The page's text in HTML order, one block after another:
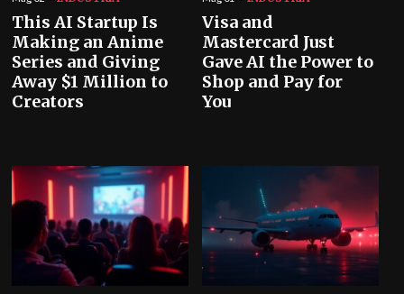
This AI Startup Is
Making an Anime
Series and Giving
Away $1 Million to
Creators
Visa and
Mastercard Just
Gave AI the Power to
Shop and Pay for
You